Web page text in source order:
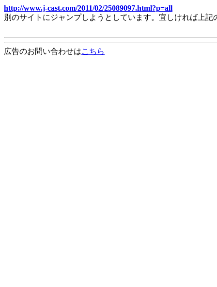
http://www.j-cast.com/2011/02/25089097.html?p=all
別のサイトにジャンプしようとしています。宜しければ上
広告のお問い合わせはこちら